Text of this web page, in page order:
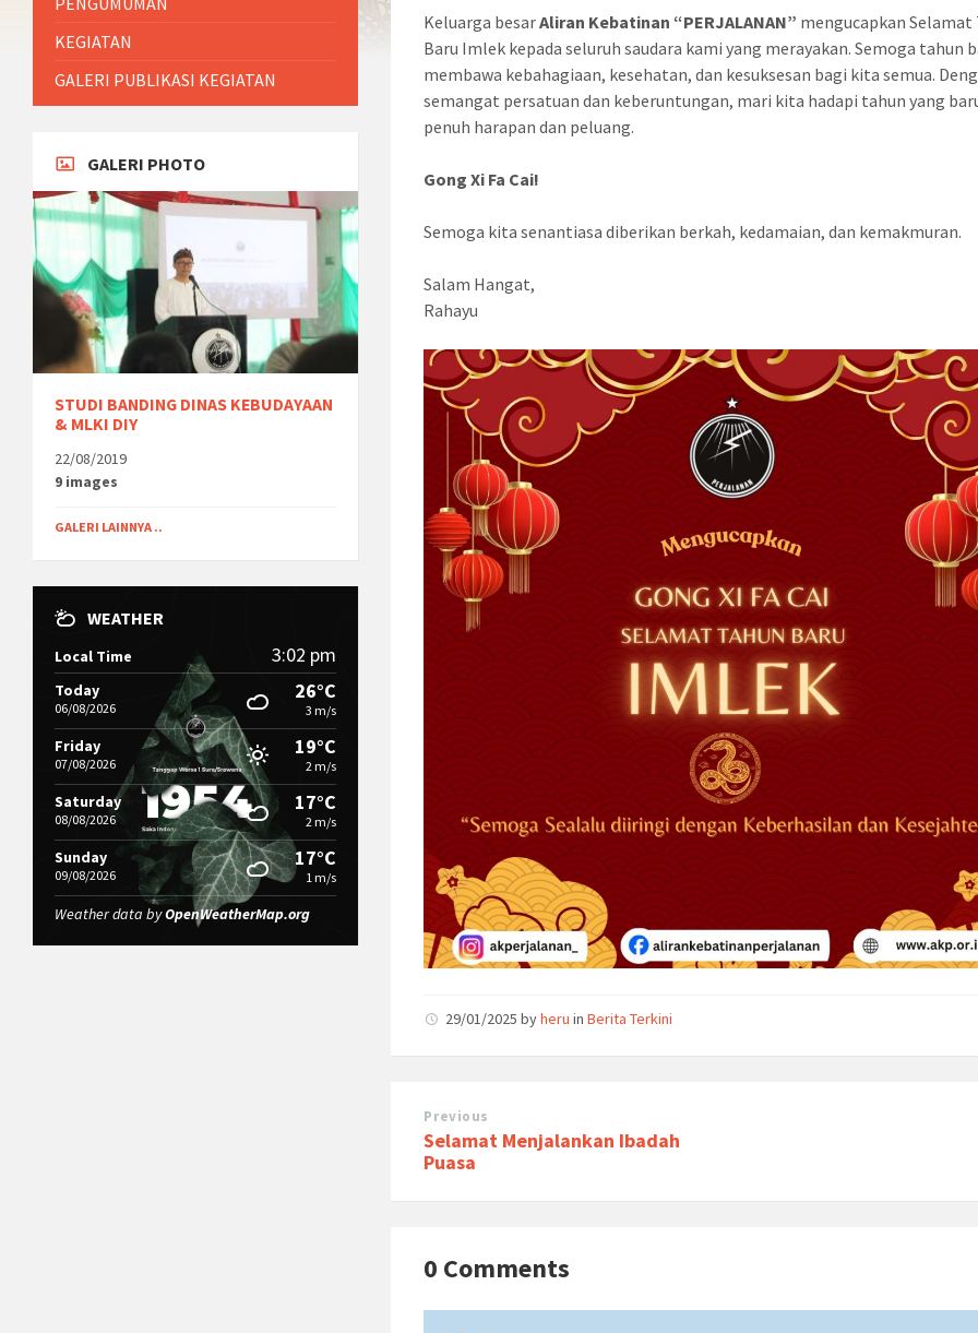
Keluarga besarAliran Kebatinan “PERJALANAN” mengucapkan Selamat
Baru Imlek kepada seluruh saudara kami yang merayakan. Semoga tahun
membawa kebahagiaan, kesehatan, dan kesuksesan bagi kita semua.
semangat persatuan dan keberuntungan, mari kita hadapi tahun yang
penuh harapan dan peluang.
Gong Xi Fa Cai!
Semoga kita senantiasa diberikan berkah, kedamaian, dan kemakmuran.
Salam Hangat,
Rahayu
29/01/2025byheru inBerita Terkini
Previous
Selamat Menjalankan Ibadah
Puasa
0 Comments
KEGIATAN
GALERI PUBLIKASI KEGIATAN
GALERI PHOTO
STUDI BANDING DINAS KEBUDAYAAN
& MLKI DIY
22/08/2019
9 images
GALERI LAINNYA ..
WEATHER
Local Time 3:02 pm
Today
06/08/2026
26°C
3 m/s
Friday
07/08/2026
19°C
2 m/s
Saturday
08/08/2026
17°C
2 m/s
Sunday
09/08/2026
17°C
1 m/s
Weather data byOpenWeatherMap.org